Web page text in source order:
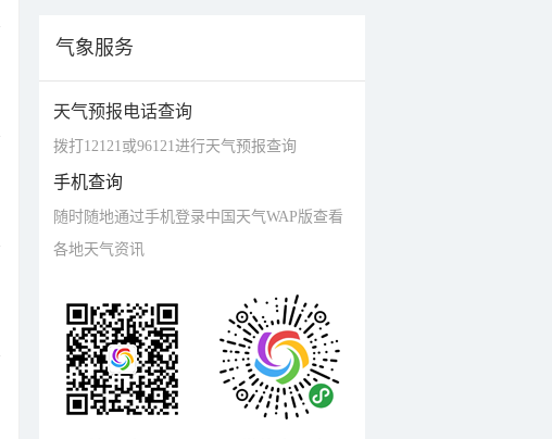
气象服务
天气预报电话查询
拨打12121或96121进行天气预报查询
手机查询
随时随地通过手机登录中国天气WAP版查看
各地天气资讯